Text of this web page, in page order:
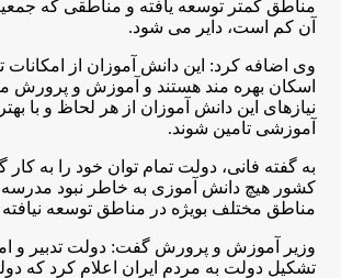
مناطق کمتر توسعه یافته و مناطقی که
آن کم است، دایر می شود.
وی اضافه کرد: این دانش آموزان از امکانات
اسکان بهره مند هستند و آموزش و پرورش
نیازهای این دانش آموزان از هر لحاظ و با
آموزشی تامین شوند.
به گفته فانی، دولت تمام توان خود را به کار
کشور هیچ دانش آموزی به خاطر نبود مدرسه
مناطق مختلف بویژه در مناطق توسعه نیافته
وزیر آموزش و پرورش گفت: دولت تدبیر و
تشکیل دولت به مردم ایران اعلام کرد که